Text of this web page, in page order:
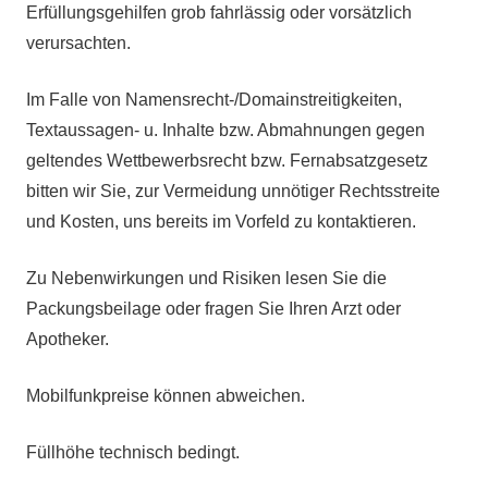
Erfüllungsgehilfen grob fahrlässig oder vorsätzlich
verursachten.
Im Falle von Namensrecht-/Domainstreitigkeiten,
Textaussagen- u. Inhalte bzw. Abmahnungen gegen
geltendes Wettbewerbsrecht bzw. Fernabsatzgesetz
bitten wir Sie, zur Vermeidung unnötiger Rechtsstreite
und Kosten, uns bereits im Vorfeld zu kontaktieren.
Zu Nebenwirkungen und Risiken lesen Sie die
Packungsbeilage oder fragen Sie Ihren Arzt oder
Apotheker.
Mobilfunkpreise können abweichen.
Füllhöhe technisch bedingt.